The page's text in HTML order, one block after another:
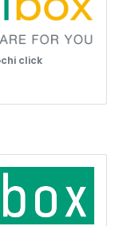
click